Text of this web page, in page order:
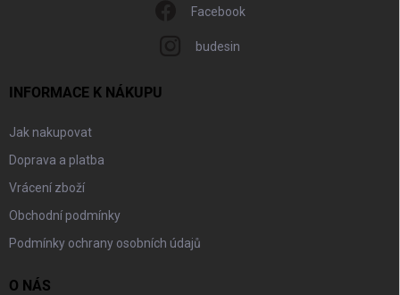
Facebook
budesin
INFORMACE K NÁKUPU
Jak nakupovat
Doprava a platba
Vrácení zboží
Obchodní podmínky
Podmínky ochrany osobních údajů
O NÁS